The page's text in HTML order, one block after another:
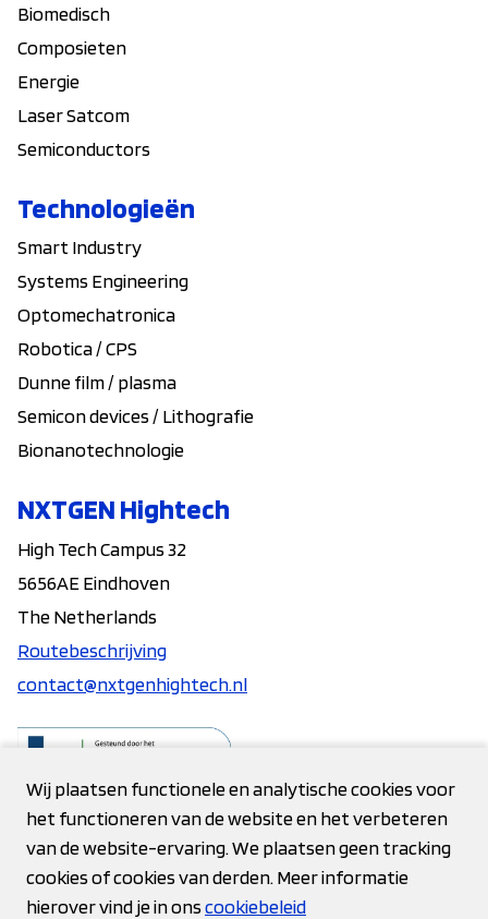
Biomedisch
Composieten
Energie
Laser Satcom
Semiconductors
Technologieën
Smart Industry
Systems Engineering
Optomechatronica
Robotica / CPS
Dunne film / plasma
Semicon devices / Lithografie
Bionanotechnologie
NXTGEN Hightech
High Tech Campus 32
5656AE Eindhoven
The Netherlands
Routebeschrijving
contact@nxtgenhightech.nl
Contact
Privacy verklaring
Cookies
Wij plaatsen functionele en analytische cookies voor
het functioneren van de website en het verbeteren
van de website-ervaring. We plaatsen geen tracking
cookies of cookies van derden. Meer informatie
hierover vind je in onscookiebeleid